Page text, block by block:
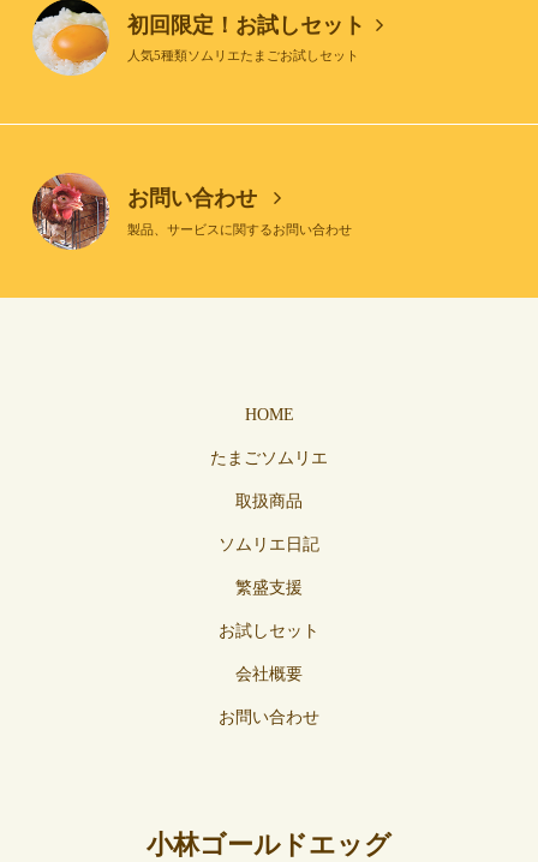
初回限定！お試しセット
人気5種類ソムリエたまごお試しセット
お問い合わせ
製品、サービスに関するお問い合わせ
HOME
たまごソムリエ
取扱商品
ソムリエ日記
繁盛支援
お試しセット
会社概要
お問い合わせ
小林ゴールドエッグ